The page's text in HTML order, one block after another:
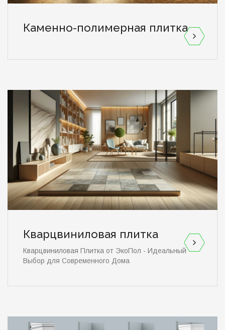
Каменно-полимерная плитка
Кварцвиниловая плитка
Кварцвиниловая Плитка от ЭкоПол - Идеальный
Выбор для Современного Дома